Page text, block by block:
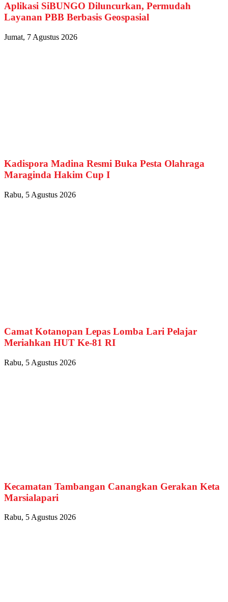
Aplikasi SiBUNGO Diluncurkan, Permudah
Layanan PBB Berbasis Geospasial
Jumat, 7 Agustus 2026
Kadispora Madina Resmi Buka Pesta Olahraga
Maraginda Hakim Cup I
Rabu, 5 Agustus 2026
Camat Kotanopan Lepas Lomba Lari Pelajar
Meriahkan HUT Ke-81 RI
Rabu, 5 Agustus 2026
Kecamatan Tambangan Canangkan Gerakan Keta
Marsialapari
Rabu, 5 Agustus 2026